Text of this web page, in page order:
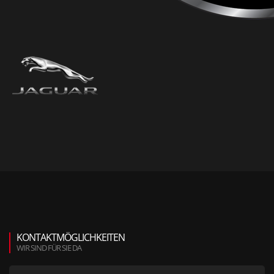
KONTAKTMÖGLICHKEITEN
WIR SIND FÜR SIE DA